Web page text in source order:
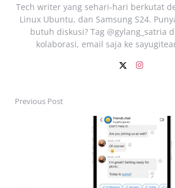
Tech writer yang sehari‑hari berkutat
Linux Ubuntu, dan Samsung S24.
butuh diskusi? Tag @gylang_satria
kolaborasi, email saja ke
PostPrevious Post